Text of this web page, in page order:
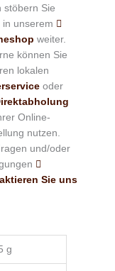
stöbern Sie
in unserem
weiter.
können Sie
lokalen
oder
Online-
nutzen.
und/oder
Sie uns
g